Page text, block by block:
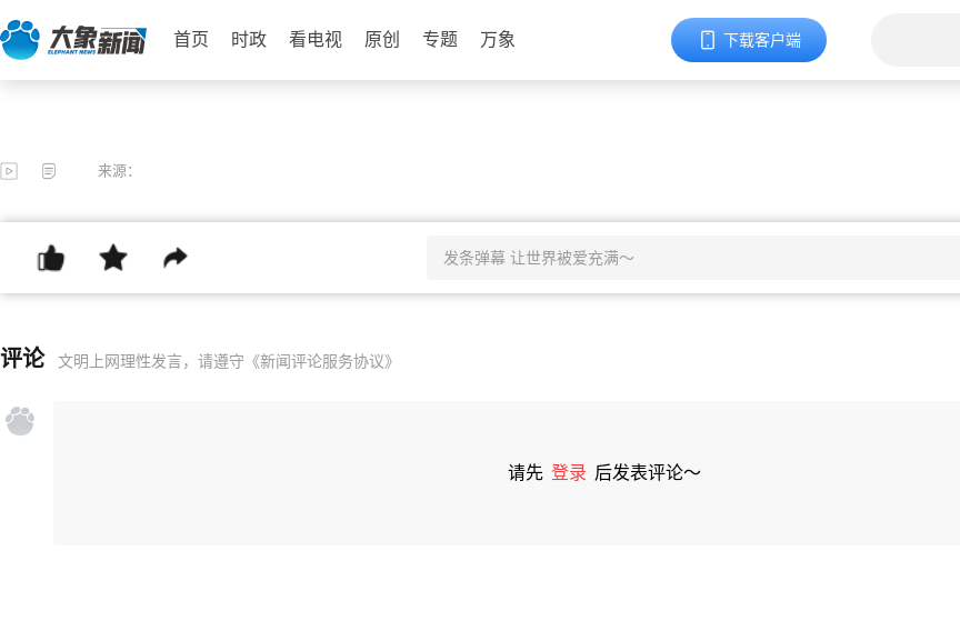
首页 时政 看电视 原创 专题 万象 下载客户端
来源：
评论 文明上网理性发言，请遵守 《新闻评论服务协议》
请先 登录 后发表评论～